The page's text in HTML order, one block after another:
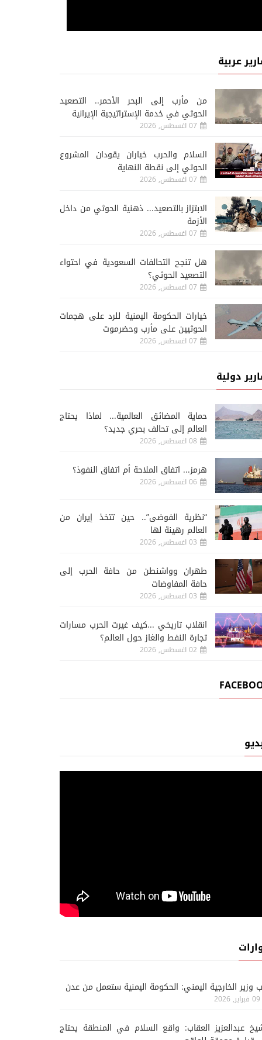
عربية
من مأرب إلى البحر الأحمر.. التصعيد
الحوثي في خدمة الإستراتيجية الإيرانية
07 اغسطس, 2026
السلام والحرب خياران يقودان المشروع
الحوثي إلى نقطة النهاية
07 اغسطس, 2026
الابتزاز بالتصعيد... ذهنية الحوثي من داخل
الأزمة
07 اغسطس, 2026
هل تنجح التحالفات السعودية في احتواء
التصعيد الحوثي؟
07 اغسطس, 2026
خيارات الحكومة اليمنية للرد على هجمات
الحوثيين على مأرب وحضرموت
07 اغسطس, 2026
دولية
حماية المضائق العالمية... لماذا يحتاج
العالم إلى تحالف بحري جديد؟
08 اغسطس, 2026
هرمز... اتفاق الملاحة أم اتفاق النفوذ؟
06 اغسطس, 2026
“نظرية الفوضى”.. حين تتخذ إيران من
العالم رهينة لها
03 اغسطس, 2026
طهران وواشنطن من حافة الحرب إلى
حافة المفاوضات
03 اغسطس, 2026
انقلاب تاريخي ...كيف غيرت الحرب مسارات
تجارة النفط والغاز حول العالم؟
02 اغسطس, 2026
وزير الخارجية اليمني: الحكومة اليمنية ستعمل من عدن
09 فبراير, 2026
عبدالعزيز العقاب: واقع السلام في المنطقة يحتاج